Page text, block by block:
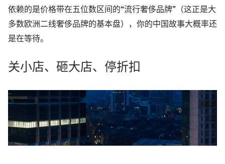
依赖的是价格带在五位数区间的“流行奢侈品牌” （这正是大
多数欧洲二线奢侈品牌的基本盘）
，你的中国故事大概率还
是在等待。
关小店、砸大店、停折扣